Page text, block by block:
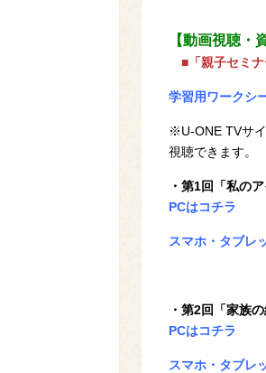
【動画視聴・
■「親子セミ
学習用ワークシ
※U-ONE TVサ
視聴できます。
・第1回「私の
PCはコチラ
スマホ・タブレ
・第2回「家族
PCはコチラ
スマホ・タブレ